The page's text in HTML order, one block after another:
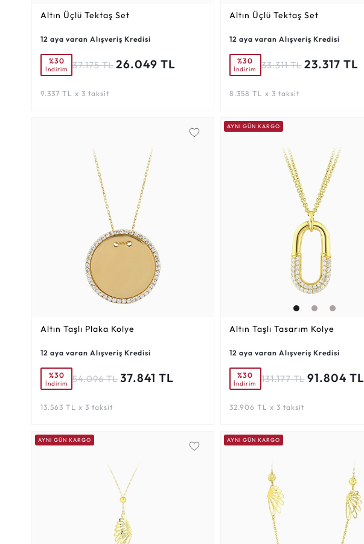
Altın Üçlü Tektaş Set
12 aya varan Alışveriş Kredisi
%30
İndirim 37.175 TL 26.049 TL
9.337 TL x 3 taksit
Altın Üçlü Tektaş Set
12 aya varan Alışveriş Kredisi
%30
İndirim 33.311 TL 23.317 TL
8.358 TL x 3 taksit
Altın Taşlı Plaka Kolye
12 aya varan Alışveriş Kredisi
%30
İndirim 54.096 TL 37.841 TL
13.563 TL x 3 taksit
AYNI GÜN KARGO
Altın Taşlı Tasarım Kolye
12 aya varan Alışveriş Kredisi
%30
İndirim 131.177 TL 91.804 TL
32.906 TL x 3 taksit
AYNI GÜN KARGO AYNI GÜN KARGO